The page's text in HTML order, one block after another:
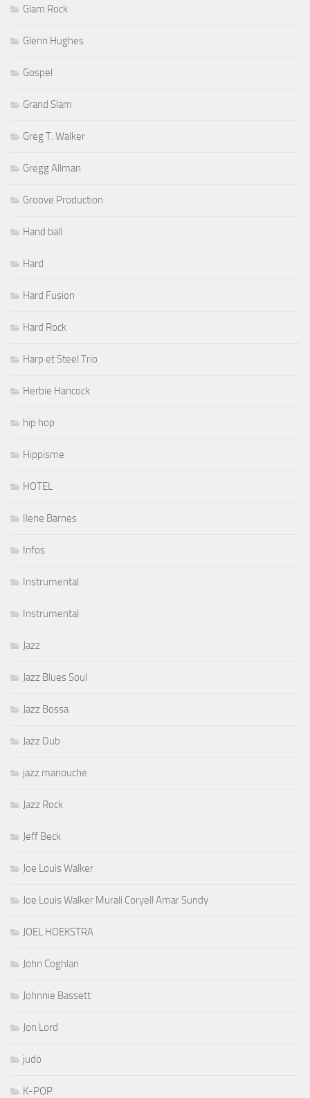
Glam Rock
Glenn Hughes
Gospel
Grand Slam
Greg T. Walker
Gregg Allman
Groove Production
Hand ball
Hard
Hard Fusion
Hard Rock
Harp et Steel Trio
Herbie Hancock
hip hop
Hippisme
HOTEL
Ilene Barnes
Infos
Instrumental
Instrumental
Jazz
Jazz Blues Soul
Jazz Bossa
Jazz Dub
jazz manouche
Jazz Rock
Jeff Beck
Joe Louis Walker
Joe Louis Walker Murali Coryell Amar Sundy
JOEL HOEKSTRA
John Coghlan
Johnnie Bassett
Jon Lord
judo
K-POP